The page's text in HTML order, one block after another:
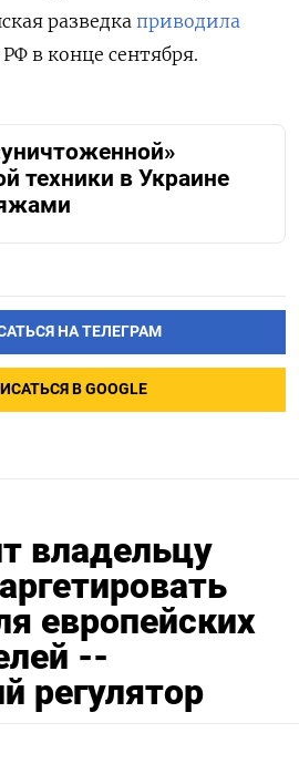
разведка приводила
в конце сентября.
техники в Украине
НА ТЕЛЕГРАМ
В GOOGLE
владельцу
европейских
--
регулятор